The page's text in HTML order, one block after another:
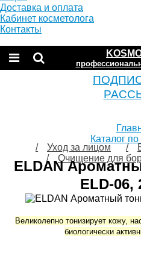
Доставка и оплата
Кабинет косметолога
Контакты
Каталог
Уход за лицом
Очищение для
ELDAN
ELD-06,
Великолепно тонизирует кожу,
биологически